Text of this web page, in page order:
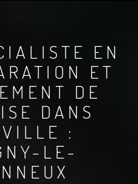
EN
ET
DE
DANS
:
LE-